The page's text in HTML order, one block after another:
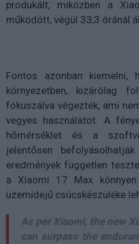
produkált, miközben a
működött, végül 33,3 óránál
Fontos azonban
környezetben, kizárólag
fókuszálva végezték, ami
vegyes használatot. A
hőmérséklet és a
jelentősen
eredmények független
a Xiaomi 17 Max
üzemidejű csúcskészüléke
As per Xiaomi, the new
can surpass the